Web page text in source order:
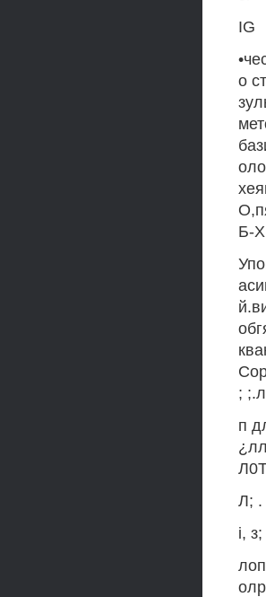
IG
о
Б-
;
п
Л; .
i,